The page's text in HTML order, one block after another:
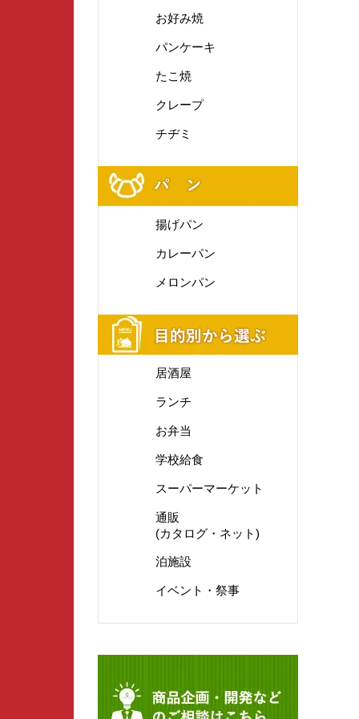
お好み焼
パンケーキ
たこ焼
クレープ
チヂミ
揚げパン
カレーパン
メロンパン
居酒屋
ランチ
お弁当
学校給食
スーパーマーケット
通販
(カタログ・ネット)
泊施設
イベント・祭事